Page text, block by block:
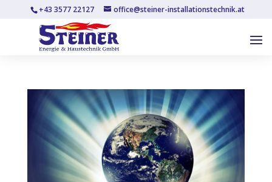
+43 3577 22127 office@steiner-installationstechnik.at